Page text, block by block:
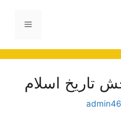
فهرست
تاریخ اسلام